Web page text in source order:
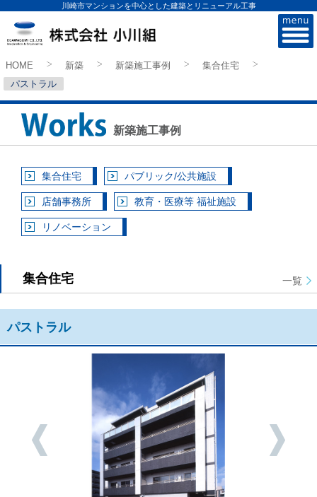
川崎市マンションを中心とした建築とリニューアル工事
HOME >新築 >新築施工事例 >
集合住宅
パストラル
新築施工事例
集合住宅 パブリック/公共施設
店舗事務所 教育・医療等 福祉施設
リノベーション
集合住宅 一覧
パストラル